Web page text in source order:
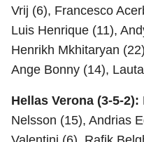
Vrij (6), Francesco
Luis Henrique (11),
Henrikh Mkhitaryan
Ange Bonny (14),
Hellas Verona (3-5-2):
Nelsson (15), Andrias